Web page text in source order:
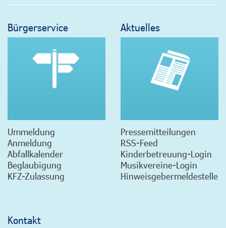
Bürgerservice
Ummeldung
Anmeldung
Abfallkalender
Beglaubigung
KFZ-Zulassung
Aktuelles
Pressemitteilungen
RSS-Feed
Kinderbetreuung-Login
Musikvereine-Login
Hinweisgebermeldestelle
Kontakt